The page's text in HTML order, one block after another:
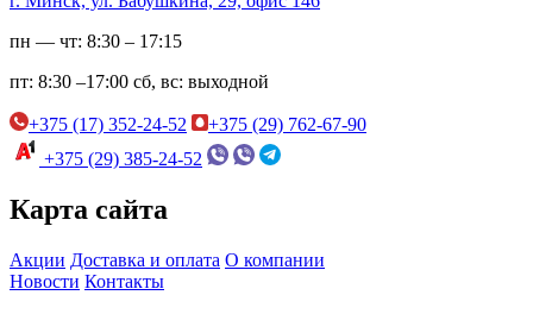
пн — чт: 8:30 – 17:15
пт: 8:30 –17:00 сб, вс: выходной
+375 (17) 352-24-52
+375 (29) 762-67-90
+375 (29) 385-24-52
Карта сайта
Акции Доставка и оплата О компании
Новости Контакты